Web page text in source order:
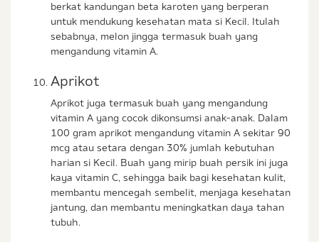
berkat kandungan beta karoten yang berperan
untuk mendukung kesehatan mata si Kecil. Itulah
sebabnya, melon jingga termasuk buah yang
mengandung vitamin A.
Aprikot
Aprikot juga termasuk buah yang mengandung
vitamin A yang cocok dikonsumsi anak-anak. Dalam
100 gram aprikot mengandung vitamin A sekitar 90
mcg atau setara dengan 30% jumlah kebutuhan
harian si Kecil. Buah yang mirip buah persik ini juga
kaya vitamin C, sehingga baik bagi kesehatan kulit,
membantu mencegah sembelit, menjaga kesehatan
jantung, dan membantu meningkatkan daya tahan
tubuh.